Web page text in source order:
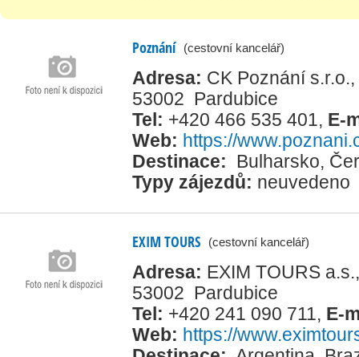
Poznání (cestovní kancelář)
Adresa: CK Poznání
53002 Pardubice
Tel: +420 466 535 401, E-
Web: https://
Destinace:
Bulharsko,
Typy zájezdů: neuvedeno
EXIM TOURS (cestovní kancelář)
Adresa: EXIM TOURS
53002 Pardubice
Tel: +420 241 090 711, E-
Web: https://